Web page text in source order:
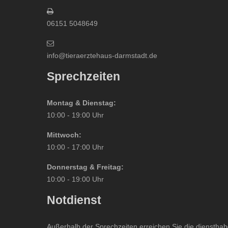
06151 5048649
info@tieraerztehaus-darmstadt.de
Sprechzeiten
Montag & Dienstag:
10:00 - 19:00 Uhr
Mittwoch:
10:00 - 17:00 Uhr
Donnerstag & Freitag:
10:00 - 19:00 Uhr
Notdienst